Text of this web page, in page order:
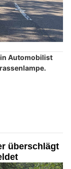
Automobilist
überschlägt